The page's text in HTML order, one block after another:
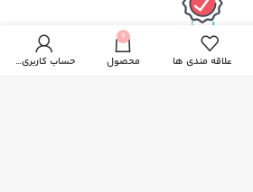
ضمانت اصل بودن کالا
علاقه مندی ها
0
محصول حساب کاربری من